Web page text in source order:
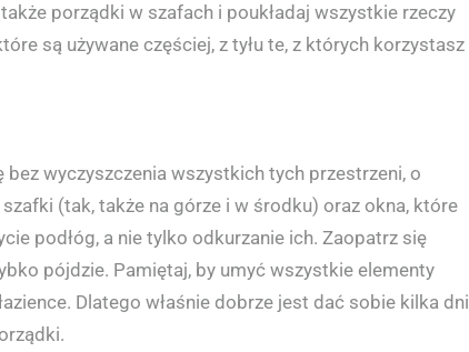
porządki w szafach i poukładaj wszystkie rzeczy
są używane częściej, z tyłu te, z których korzystasz
wyczyszczenia wszystkich tych przestrzeni, o
(tak, także na górze i w środku) oraz okna, które
podłóg, a nie tylko odkurzanie ich. Zaopatrz się
pójdzie. Pamiętaj, by umyć wszystkie elementy
Dlatego właśnie dobrze jest dać sobie kilka dni